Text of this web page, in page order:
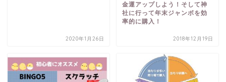
2020年1月26日
金運アップしよう！そして神
社に行って年末ジャンボを効
率的に購入！
2018年12月19日